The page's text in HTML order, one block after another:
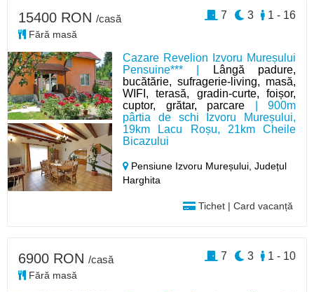
Cazare Revelion Izvoru Mureșului
Pensuine*** |
Lângă padure,
bucătărie, sufragerie-living, masă,
WIFI, terasă, gradin-curte, foișor,
cuptor, grătar, parcare | 900m
pârtia de schi Izvoru Mureșului,
19km Lacu Roșu, 21km Cheile
Bicazului
Pensiune Izvoru Mureșului,Județul
Harghita
Tichet | Card vacanță
15400 RON /casă
Fără masă
1 - 16
3
7
6900 RON /casă
Fără masă
1 - 10
3
7